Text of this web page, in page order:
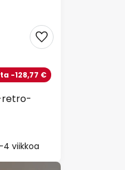
retro-
-128,77 €
viikkoa